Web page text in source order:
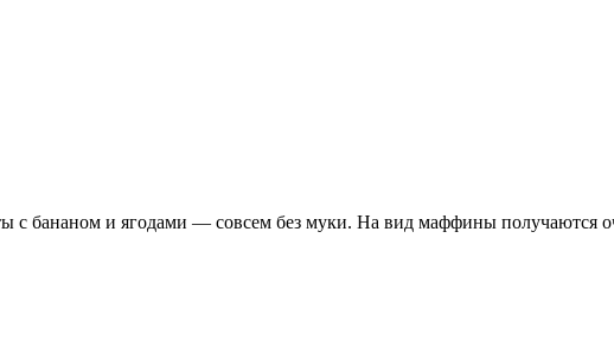
с бананом и ягодами — совсем без муки. На вид маффины